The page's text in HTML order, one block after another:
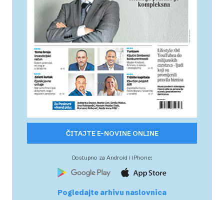
ČITAJTE E-NOVINE ONLINE
Dostupno za Android i iPhone:
Pogledajte arhivu naslovnica